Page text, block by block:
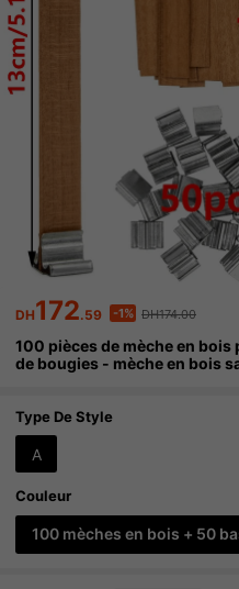
DH172.59 -1% DH174.00
100 pièces de mèche en
de bougies - mèche en bois
raffine et en cire de soja
Type De Style
A
Couleur
100 mèches en bois + 50